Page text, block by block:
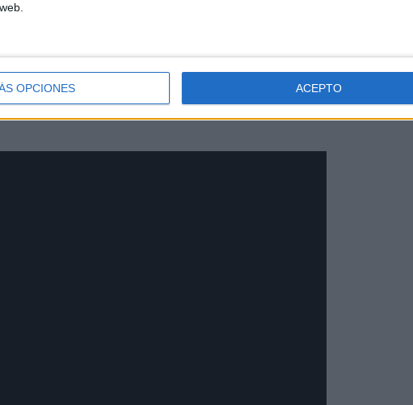
OPCIONES ACEPTO
niños de nuestra ciudad sigan progresando en su